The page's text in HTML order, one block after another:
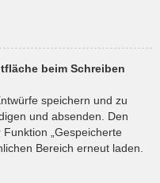
beim Schreiben
speichern und zu
und absenden. Den
„Gespeicherte
Bereich erneut laden.